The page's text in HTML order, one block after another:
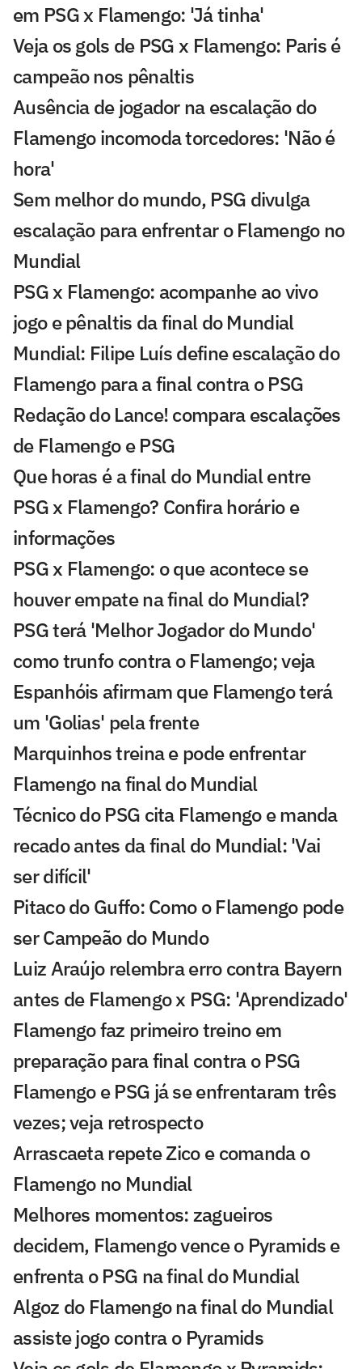
em PSG x Flamengo: 'Já tinha'
Veja os gols de PSG x Flamengo: Paris é
campeão nos pênaltis
Ausência de jogador na escalação do
Flamengo incomoda torcedores: 'Não é
hora'
Sem melhor do mundo, PSG divulga
escalação para enfrentar o Flamengo no
Mundial
PSG x Flamengo: acompanhe ao vivo
jogo e pênaltis da final do Mundial
Mundial: Filipe Luís define escalação do
Flamengo para a final contra o PSG
Redação do Lance! compara escalações
de Flamengo e PSG
Que horas é a final do Mundial entre
PSG x Flamengo? Confira horário e
informações
PSG x Flamengo: o que acontece se
houver empate na final do Mundial?
PSG terá 'Melhor Jogador do Mundo'
como trunfo contra o Flamengo; veja
Espanhóis afirmam que Flamengo terá
um 'Golias' pela frente
Marquinhos treina e pode enfrentar
Flamengo na final do Mundial
Técnico do PSG cita Flamengo e manda
recado antes da final do Mundial: 'Vai
ser difícil'
Pitaco do Guffo: Como o Flamengo pode
ser Campeão do Mundo
Luiz Araújo relembra erro contra Bayern
antes de Flamengo x PSG: 'Aprendizado'
Flamengo faz primeiro treino em
preparação para final contra o PSG
Flamengo e PSG já se enfrentaram três
vezes; veja retrospecto
Arrascaeta repete Zico e comanda o
Flamengo no Mundial
Melhores momentos: zagueiros
decidem, Flamengo vence o Pyramids e
enfrenta o PSG na final do Mundial
Algoz do Flamengo na final do Mundial
assiste jogo contra o Pyramids